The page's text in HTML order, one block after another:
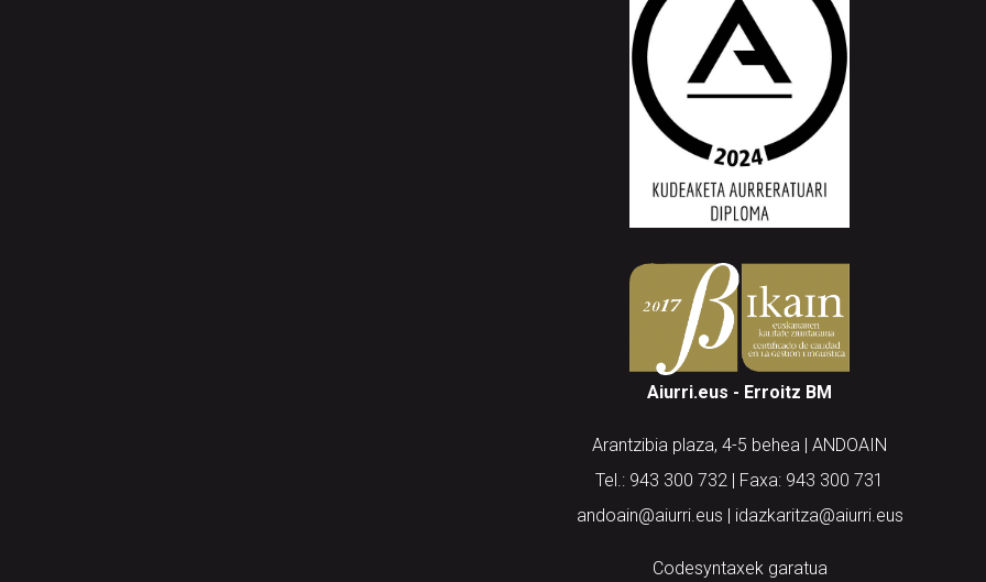
Aiurri.eus - Erroitz BM
Arantzibia plaza, 4-5 behea | ANDOAIN
Tel.: 943 300 732 | Faxa: 943 300 731
andoain@aiurri.eus | idazkaritza@aiurri.eus
Codesyntaxek garatua